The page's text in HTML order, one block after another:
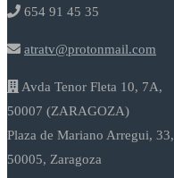
654 91 45 35
atratv@protonmail.com
Avda Tenor Fleta 10, 7A,
50007 (ZARAGOZA)
Plaza de Mariano Arregui, 33,
50005, Zaragoza